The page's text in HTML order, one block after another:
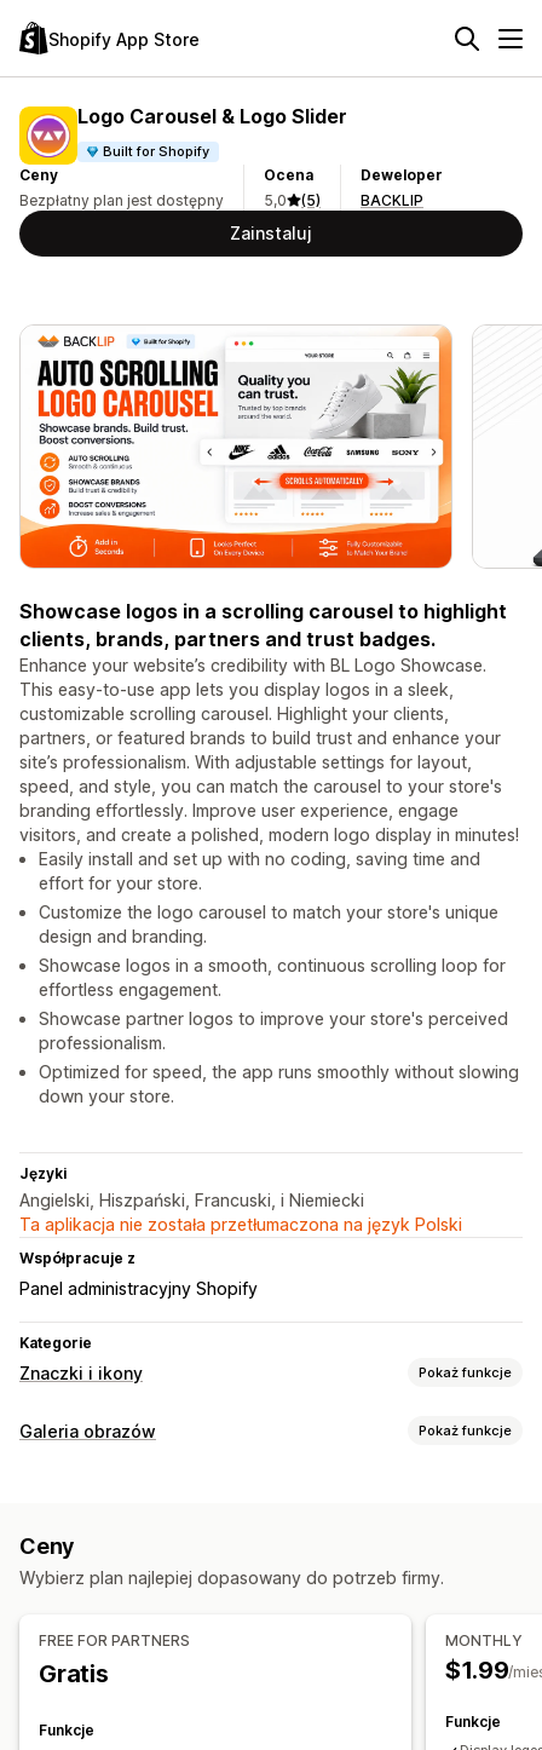
Shopify App Store
Logo Carousel & Logo Slider
Built for Shopify
Ceny
Bezpłatny plan jest dostępny
Ocena
5,0
(5)
Deweloper
BACKLIP
Zainstaluj
Showcase logos in a scrolling carousel to highlight
clients, brands, partners and trust badges.
Enhance your website’s credibility with BL Logo Showcase.
This easy-to-use app lets you display logos in a sleek,
customizable scrolling carousel. Highlight your clients,
partners, or featured brands to build trust and enhance your
site’s professionalism. With adjustable settings for layout,
speed, and style, you can match the carousel to your store's
branding effortlessly. Improve user experience, engage
visitors, and create a polished, modern logo display in minutes!
Easily install and set up with no coding, saving time and
effort for your store.
Customize the logo carousel to match your store's unique
design and branding.
Showcase logos in a smooth, continuous scrolling loop for
effortless engagement.
Showcase partner logos to improve your store's perceived
professionalism.
Optimized for speed, the app runs smoothly without slowing
down your store.
Języki
Angielski, Hiszpański, Francuski, i Niemiecki
Ta aplikacja nie została przetłumaczona na język Polski
Współpracuje z
Panel administracyjny Shopify
Kategorie
Znaczki i ikony Pokaż funkcje
Typy ikon
Dostosowanie
Responsywność na urządzeniach mobilnych
Galeria obrazów Pokaż funkcje
Dostosowanie
Ceny
Wybierz plan najlepiej dopasowany do potrzeb firmy.
FREE FOR PARTNERS
Gratis
Funkcje
MONTHLY
$1.99/
Funkcje